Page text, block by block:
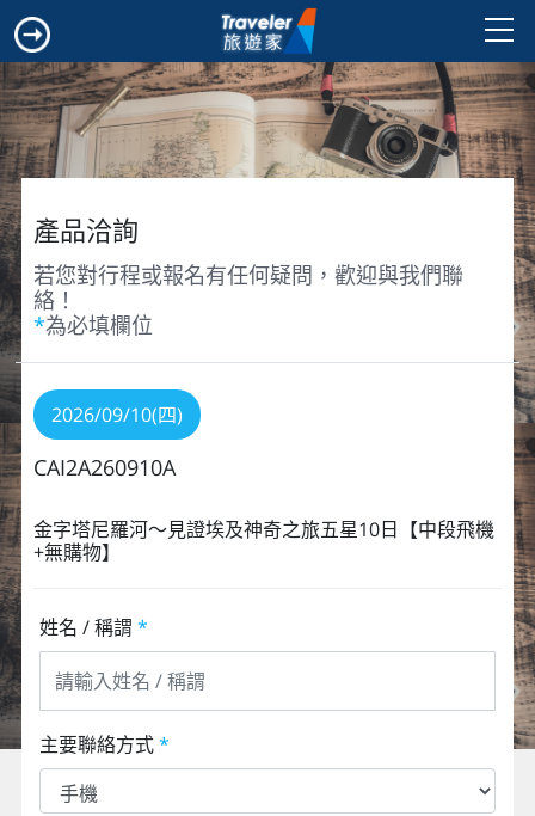
產品洽詢
若您對行程或報名有任何疑問，歡迎與我們聯
絡！
*為必填欄位
2026/09/10(四)
CAI2A260910A
金字塔尼羅河～見證埃及神奇之旅五星10日【中段飛機
+無購物】
姓名 / 稱謂 *
主要聯絡方式*